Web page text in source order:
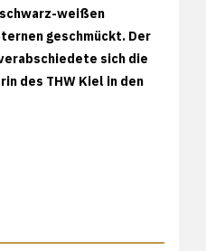
weißen
geschmückt. Der
sich die
des THW Kiel in den